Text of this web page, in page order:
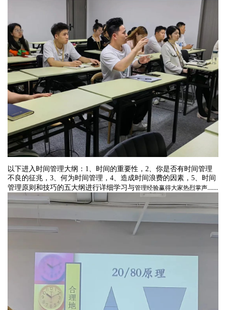
以下进入时间管理大纲：1、时间的重要性，2、你是否有时间管理
不良的征兆，3、何为时间管理，4、造成时间浪费的因素，5、时间
管理原则和技巧的五大纲进行详细学习与管理经验赢得大家热烈掌声.......